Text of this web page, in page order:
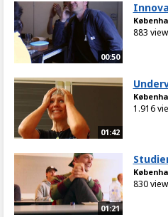
00:50
883
01:42
1.916
01:21
830